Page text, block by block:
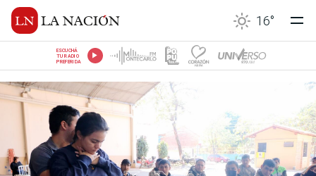
16°
ESCUCHÁ
TU RADIO
PREFERIDA